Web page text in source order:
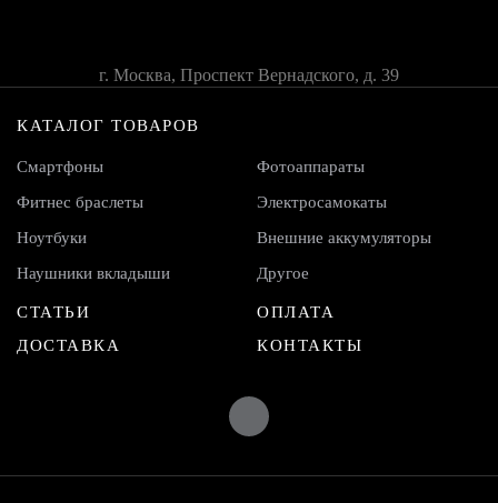
КАТАЛОГ ТОВАРОВ
Смартфоны
Фитнес браслеты
Ноутбуки
Наушники вкладыши
Фотоаппараты
Электросамокаты
Внешние аккумуляторы
Другое
СТАТЬИ
ДОСТАВКА
ОПЛАТА
КОНТАКТЫ
г. Москва, Проспект Вернадского, д. 39